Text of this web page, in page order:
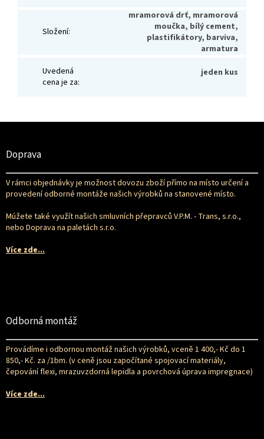
Složení:
mramorová drť, mramorová
moučka, bílý cement,
plastifikátory, barviva,
armatura
Uvedená
cena je za:
jeden kus
Doprava
V rámci objednávky je možnost dovozu zboží přímo na místo určení a
provedení odborné montáže našich výrobků na stanovené místo.
Múžete také využít našich smluvních přepravců V.P.M. - Trans, s.r.o.,
nebo Doprava na paletách s.r.o.
Více zde...
Odborná montáž
Provádíme i odbornou montáž našich výrobků, vceně 1 400,- Kč do 1
850,- Kč. za /1bm. (v ceně jsou započítané spojovací materiály,
čepování flexi, mrazuvzdorná lepidla a povrchová úprava impregnace)
Více zde...